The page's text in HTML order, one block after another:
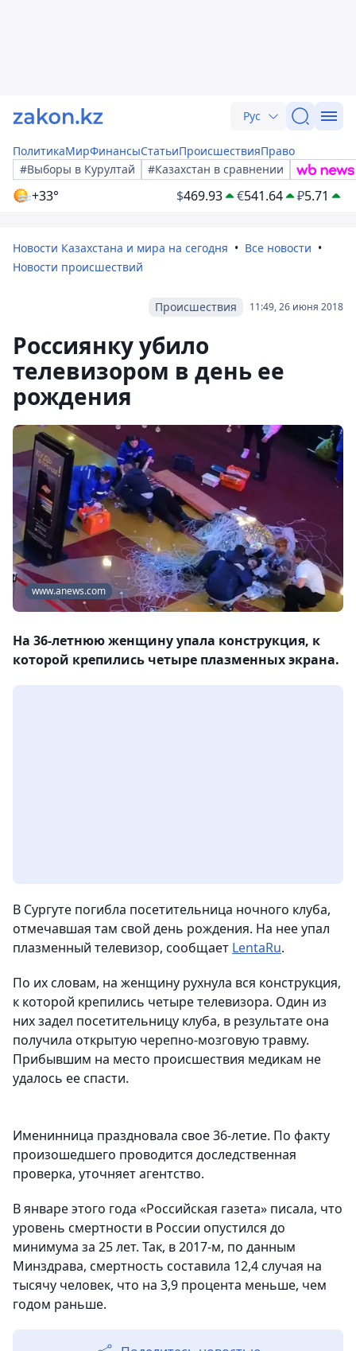
Рус
ПолитикаМирФинансыСтатьиПроисшествияПраво
#Выборы в Курултай
#Казахстан в сравнении
+33° $469.93 €541.64 ₽5.71
Новости Казахстана и мира на сегодня
Все новости
Новости происшествий
11:49, 26 июня 2018
Происшествия
Россиянку убило
телевизором в день ее
рождения
www.anews.com
На 36-летнюю женщину упала конструкция, к
которой крепились четыре плазменных экрана.
В Сургуте погибла посетительница ночного клуба,
отмечавшая там свой день рождения. На нее упал
плазменный телевизор, сообщает LentaRu.
По их словам, на женщину рухнула вся конструкция,
к которой крепились четыре телевизора. Один из
них задел посетительницу клуба, в результате она
получила открытую черепно-мозговую травму.
Прибывшим на место происшествия медикам не
удалось ее спасти.
Именинница праздновала свое 36-летие. По факту
произошедшего проводится доследственная
проверка, уточняет агентство.
В январе этого года «Российская газета» писала, что
уровень смертности в России опустился до
минимума за 25 лет. Так, в 2017-м, по данным
Минздрава, смертность составила 12,4 случая на
тысячу человек, что на 3,9 процента меньше, чем
годом раньше.